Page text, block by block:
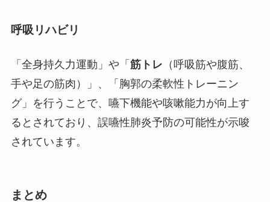
呼吸リハビリ
「全身持久力運動」や「 筋トレ （呼吸筋や腹筋、
手や足の筋肉）」、「胸郭の柔軟性トレーニン
グ」を行うことで、嚥下機能や咳嗽能力が向上す
るとされており、誤嚥性肺炎予防の可能性が示唆
されています。
まとめ